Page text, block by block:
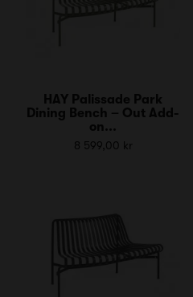
HAY Palissade Park
Dining Bench – Out Add-
on...
8 599,00 kr